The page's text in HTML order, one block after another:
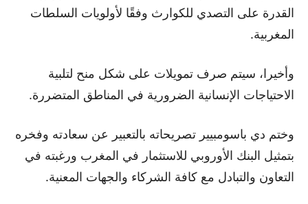
القدرة على التصدي للكوارث وفقًا لأولويات السلطات
المغربية.
وأخيرا، سيتم صرف تمويلات على شكل منح لتلبية
الاحتياجات الإنسانية الضرورية في المناطق المتضررة.
وختم دي باسومبيير تصريحاته بالتعبير عن سعادته وفخره
بتمثيل البنك الأوروبي للاستثمار في المغرب ورغبته في
التعاون والتبادل مع كافة الشركاء والجهات المعنية.